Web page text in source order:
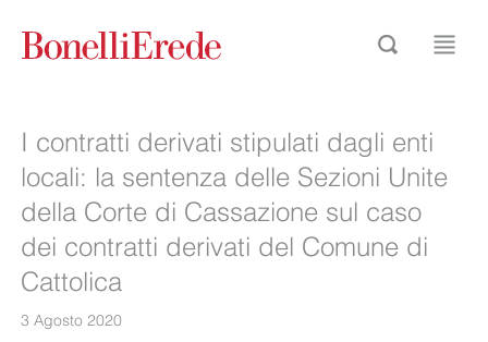
I contratti derivati stipulati dagli enti
locali: la sentenza delle Sezioni Unite
della Corte di Cassazione sul caso
dei contratti derivati del Comune di
Cattolica
3 Agosto 2020